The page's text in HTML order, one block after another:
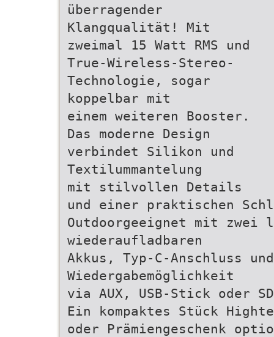
überragender
Klangqualität! Mit
zweimal 15 Watt RMS und
True-Wireless-Stereo-
Technologie, sogar
koppelbar mit
einem weiteren Booster.
Das moderne Design
verbindet Silikon und
Textilummantelung
mit stilvollen Details
und einer praktischen
Outdoorgeeignet mit zwei
wiederaufladbaren
Akkus, Typ-C-Anschluss
Wiedergabemöglichkeit
via AUX, USB-Stick oder
Ein kompaktes Stück
oder Prämiengeschenk